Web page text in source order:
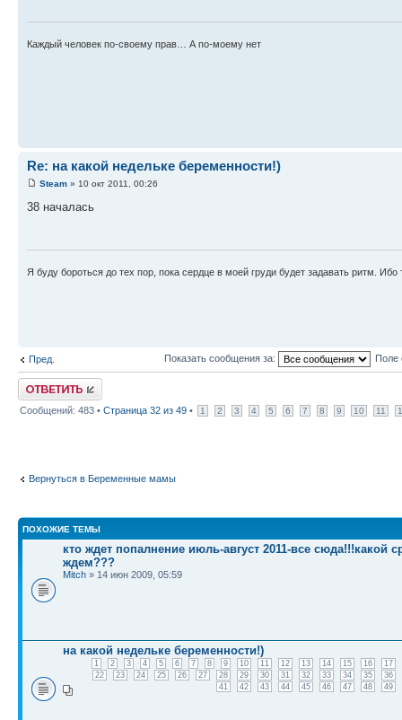
Каждый человек по-своему прав… А по-моему нет
Re: на какой недельке беременности!)
Steam » 10 окт 2011, 00:26
38 началась
Я буду бороться до тех пор, пока сердце в моей груди будет задавать ритм.
Пред. Показать сообщения за: Поле
Ответить
Сообщений: 483 • Страница 32 из 49 • 1 2 3 4 5 6 7 8 9 10 11
Вернуться в Беременные мамы
ПОХОЖИЕ ТЕМЫ
кто ждет попалнение июль-август 2011-все сюда!!!какой
ждем???
Mitch » 14 июн 2009, 05:59
на какой недельке беременности!)
1 2 3 4 5 6 7 8 9 10 11 12 13 14 15 16
17
22
23 24 25 26 27 28 29 30 31 32 33 34 35
36
41
42 43 44 45 46 47 48 49